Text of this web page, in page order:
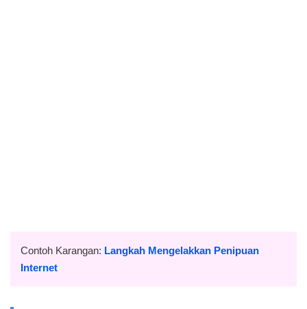
Contoh Karangan: Langkah Mengelakkan Penipuan
Internet